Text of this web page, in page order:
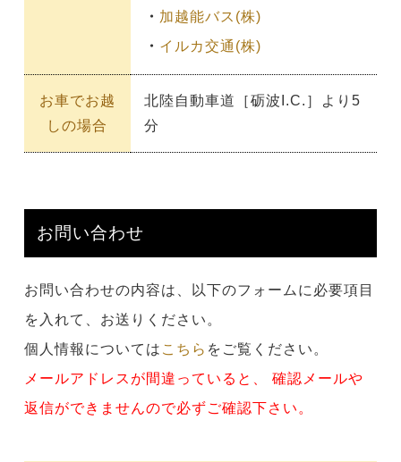
・ 加越能バス(株)
・ イルカ交通(株)
お車でお越
しの場合
北陸自動車道［砺波I.C.］より5
分
お問い合わせ
お問い合わせの内容は、以下のフォームに必要項目
を入れて、お送りください。
個人情報については こちら をご覧ください。
メールアドレスが間違っていると、 確認メールや
返信ができませんので必ずご確認下さい。